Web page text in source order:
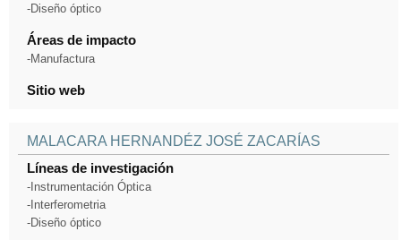
-Diseño óptico
Áreas de impacto
-Manufactura
Sitio web
MALACARA HERNANDÉZ JOSÉ ZACARÍAS
Líneas de investigación
-Instrumentación Óptica
-Interferometria
-Diseño óptico